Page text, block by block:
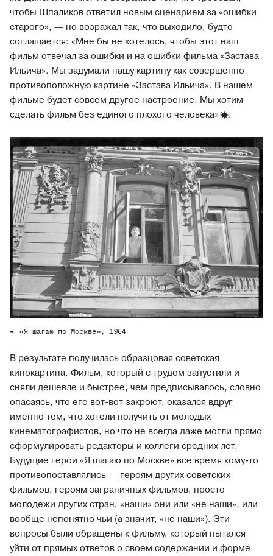
чтобы Шпаликов ответил новым сценарием за «ошибки
старого», — но возражал так, что выходило, будто
соглашается: «Мне бы не хотелось, чтобы этот наш
фильм отвечал за ошибки и на ошибки фильма «Застава
Ильича». Мы задумали нашу картину как совершенно
противоположную картине «Застава Ильича». В нашем
фильме будет совсем другое настроение. Мы хотим
сделать фильм без единого плохого человека» .
«Я шагаю по Москве», 1964
В результате получилась образцовая советская
кинокартина. Фильм, который с трудом запустили и
сняли дешевле и быстрее, чем предписывалось, словно
опасаясь, что его вот-вот закроют, оказался вдруг
именно тем, что хотели получить от молодых
кинематографистов, но что не всегда даже могли прямо
сформулировать редакторы и коллеги средних лет.
Будущие герои «Я шагаю по Москве» все время кому-то
противопоставлялись — героям других советских
фильмов, героям заграничных фильмов, просто
молодежи других стран, «наши» они или «не наши», или
вообще непонятно чьи (а значит, «не наши»). Эти
вопросы были обращены к фильму, который пытался
уйти от прямых ответов о своем содержании и форме.